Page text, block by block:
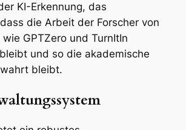
KI-Erkennung, das
die Arbeit der Forscher von
GPTZero und TurnItIn
und so die akademische
bleibt.